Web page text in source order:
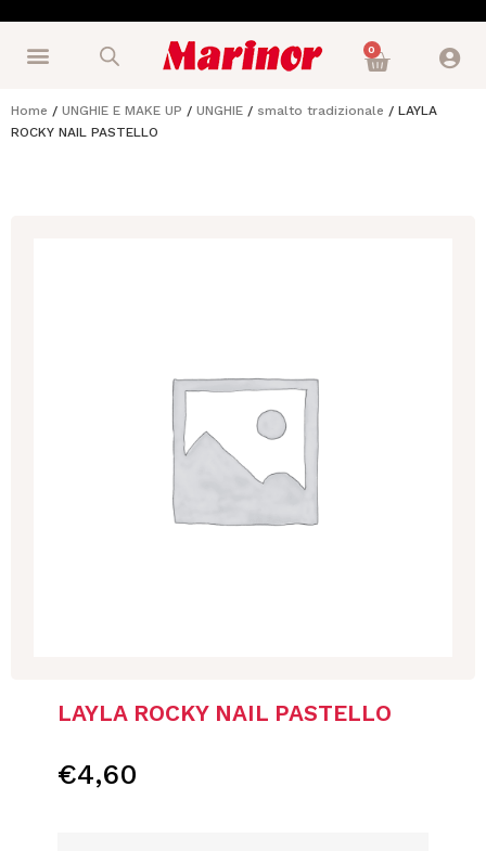
0
Home / UNGHIE E MAKE UP / UNGHIE / smalto tradizionale / LAYLA
ROCKY NAIL PASTELLO
LAYLA ROCKY NAIL PASTELLO
€4,60